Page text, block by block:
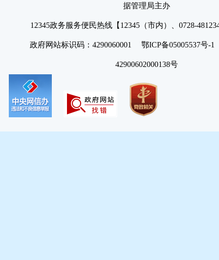
据管理局主办
12345政务服务便民热线【12345（市内）、0728-
政府网站标识码：4290060001 鄂ICP备05005537号
42900602000138号